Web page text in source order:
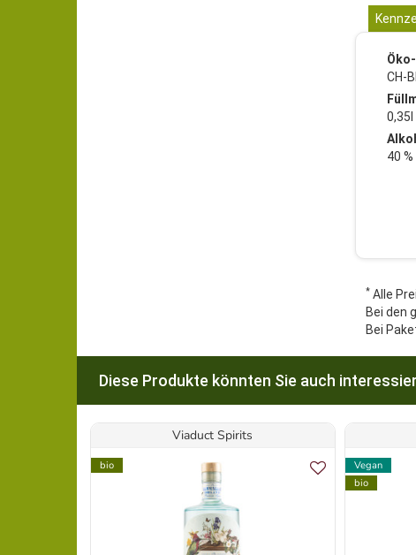
CH-
0,35l
40 %
* Alle
Bei den
Bei
Diese Produkte könnten Sie auch
Viaduct Spirits
bio
Vegan
bio